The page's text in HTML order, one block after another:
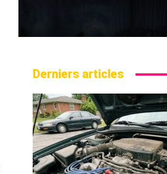
Derniers articles